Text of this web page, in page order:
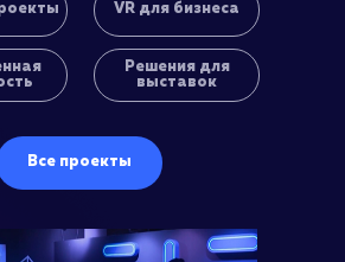
VR для бизнеса
Решения для
выставок
Все проекты